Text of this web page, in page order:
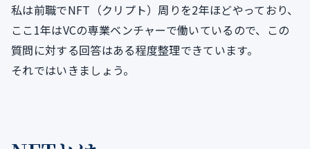
私は前職でNFT（クリプト）周りを2年ほどやっており、
ここ1年はVCの専業ベンチャーで働いているので、この
質問に対する回答はある程度整理できています。
それではいきましょう。